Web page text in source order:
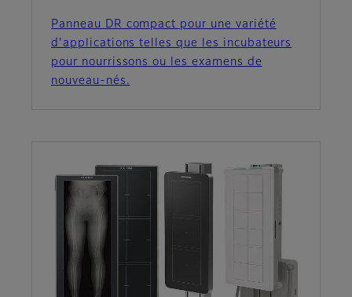
Panneau DR compact pour une variété
d'applications telles que les incubateurs
pour nourrissons ou les examens de
nouveau-nés.